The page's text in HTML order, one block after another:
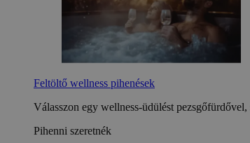
Feltöltő wellness pihenések
Válasszon egy wellness-üdülést
Pihenni szeretnék